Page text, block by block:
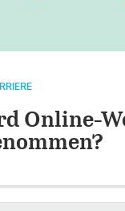
Online-